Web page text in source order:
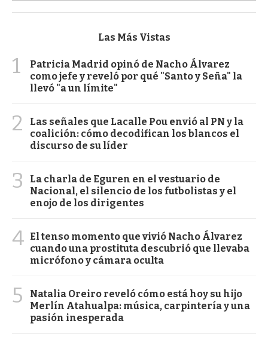
Las Más Vistas
1
Patricia Madrid opinó de Nacho Álvarez
como jefe y reveló por qué "Santo y Seña" la
llevó "a un límite"
2
Las señales que Lacalle Pou envió al PN y la
coalición: cómo decodifican los blancos el
discurso de su líder
3
La charla de Eguren en el vestuario de
Nacional, el silencio de los futbolistas y el
enojo de los dirigentes
4 El tenso momento que vivió Nacho Álvarez
cuando una prostituta descubrió que llevaba
micrófono y cámara oculta
5
Natalia Oreiro reveló cómo está hoy su hijo
Merlín Atahualpa: música, carpintería y una
pasión inesperada